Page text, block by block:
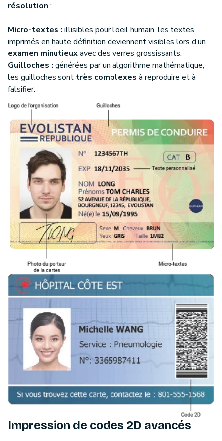
résolution :
Micro-textes : illisibles pour l’oeil humain, les textes
imprimés en haute définition deviennent visibles lors d’un
examen minutieuxavec des verres grossissants.
Guilloches : générées par un algorithme mathématique,
les guilloches sont très complexes à reproduire et à
falsifier.
Impression de codes 2D avancés